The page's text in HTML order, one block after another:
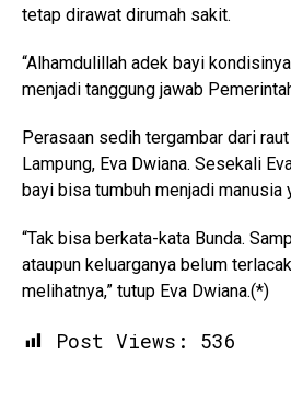
tetap dirawat dirumah sakit.
“Alhamdulillah adek bayi
menjadi tanggung jawab
Perasaan sedih tergambar dari
Lampung, Eva Dwiana. Sesekali
bayi bisa tumbuh menjadi manusia
“Tak bisa berkata-kata Bunda.
ataupun keluarganya belum
melihatnya,” tutup Eva Dwiana.(*)
Post Views: 536